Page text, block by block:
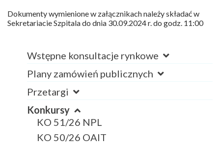
Wstępne konsultacje rynkowe
Plany zamówień publicznych
Przetargi
Konkursy
KO 51/26 NPL
KO 50/26 OAIT
Dokumenty wymienione w załącznikach należy składać w
Sekretariacie Szpitala do dnia 30.09.2024 r. do godz. 11:00